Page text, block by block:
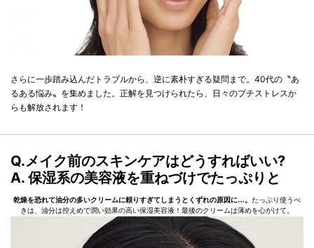
さらに一歩踏み込んだトラブルから、逆に素朴すぎる疑問まで。40代の〝あ
るある悩み〟を集めました。正解を見つけられたら、日々のプチストレスか
らも解放されます！
Q.メイク前のスキンケアはどうすればいい?
A. 保湿系の美容液を重ねづけでたっぷりと
乾燥を恐れて油分の多いクリームに頼りすぎてしまうとくずれの原因に…。 たっぷり使うべ
きは、油分は控えめで潤い効果の高い保湿美容液！最後のクリームは薄めを心がけて。